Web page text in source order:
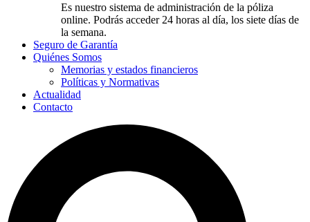
Es nuestro sistema de administración de la póliza
online. Podrás acceder 24 horas al día, los siete días de
la semana.
Seguro de Garantía
Quiénes Somos
Memorias y estados financieros
Políticas y Normativas
Actualidad
Contacto